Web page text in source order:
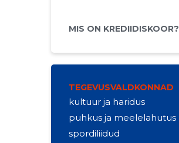
MIS ON KREDIIDISKOOR?
TEGEVUSVALDKONNAD
kultuur ja haridus
puhkus ja meelelahutus
spordiliidud